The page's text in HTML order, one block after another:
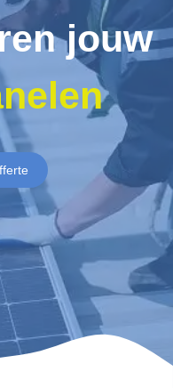
jouw